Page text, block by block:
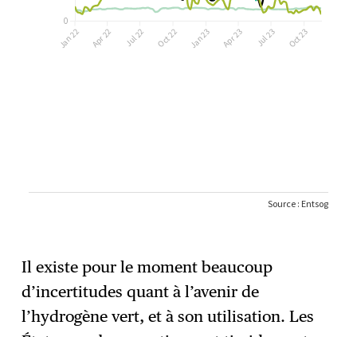
Il existe pour le moment beaucoup
d’incertitudes quant à l’avenir de
l’hydrogène vert, et à son utilisation. Les